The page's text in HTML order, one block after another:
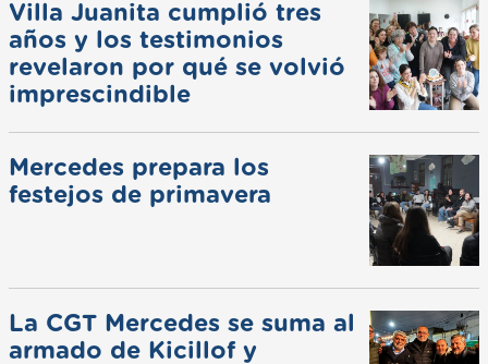
Villa Juanita cumplió tres
años y los testimonios
revelaron por qué se volvió
imprescindible
Mercedes prepara los
festejos de primavera
La CGT Mercedes se suma al
armado de Kicillof y